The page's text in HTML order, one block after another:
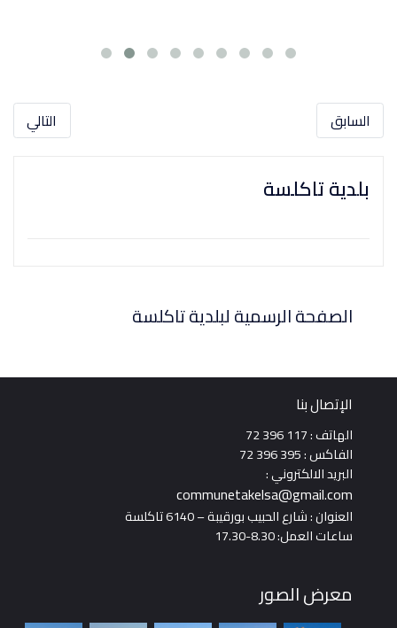
السابق التالي
بلدية تاكلسة
الصفحة الرسمية لبلدية تاكلسة
الإتصال بنا
الهاتف : 117 396 72
الفاكس : 395 396 72
البريد الالكتروني :
communetakelsa@gmail.com
العنوان : شارع الحبيب بورقيبة – 6140 تاكلسة
ساعات العمل: 8.30-17.30
معرض الصور